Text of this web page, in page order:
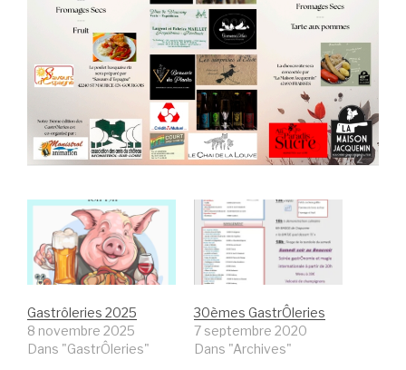
Gastrôleries 2025
8 novembre 2025
Dans "GastrÔleries"
30èmes GastrÔleries
7 septembre 2020
Dans "Archives"